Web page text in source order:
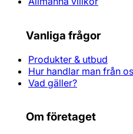
Vanliga frågor
Produkter & utbud
Hur handlar man från
Vad gäller?
Om företaget